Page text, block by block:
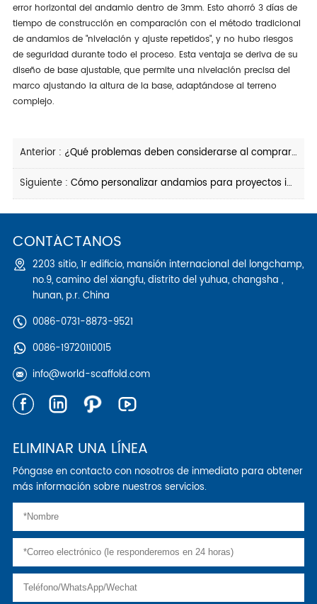
error horizontal del andamio dentro de 3mm. Esto ahorró 3 días de
tiempo de construcción en comparación con el método tradicional
de andamios de "nivelación y ajuste repetidos", y no hubo riesgos
de seguridad durante todo el proceso. Esta ventaja se deriva de su
diseño de base ajustable, que permite una nivelación precisa del
marco ajustando la altura de la base, adaptándose al terreno
complejo.
Anterior : ¿Qué problemas deben considerarse al comprar y construir andamios de bloqueo de disco?
Siguiente : Cómo personalizar andamios para proyectos industriales
CONTÁCTANOS
2203 sitio, 1r edificio, mansión internacional del longchamp,
no.9, camino del xiangfu, distrito del yuhua, changsha ,
hunan, p.r. China
0086-0731-8873-9521
0086-19720110015
info@world-scaffold.com
ELIMINAR UNA LÍNEA
Póngase en contacto con nosotros de inmediato para obtener
más información sobre nuestros servicios.